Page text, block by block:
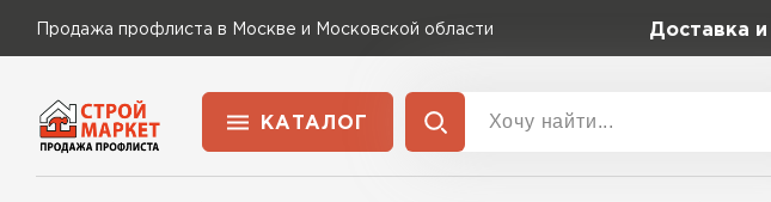
Продажа профлиста в Москве и Московской области Доставка и
КАТАЛОГ